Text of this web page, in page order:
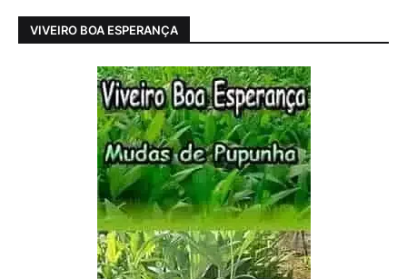
VIVEIRO BOA ESPERANÇA